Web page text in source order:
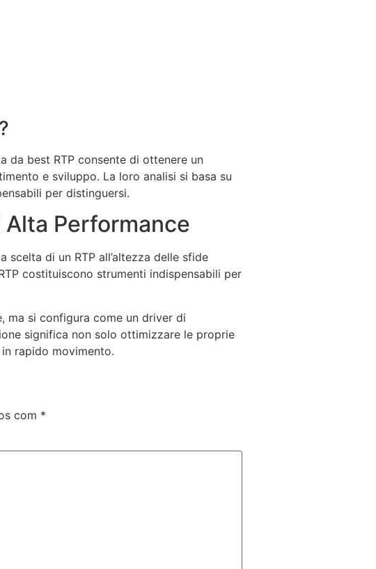
da best RTP consente di ottenere un
e sviluppo. La loro analisi si basa su
per distinguersi.
Performance
di un RTP all’altezza delle sfide
costituiscono strumenti indispensabili per
ma si configura come un driver di
significa non solo ottimizzare le proprie
rapido movimento.
com *